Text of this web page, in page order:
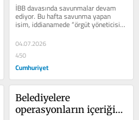
İBB davasında savunmalar devam
ediyor. Bu hafta savunma yapan
isim, iddianamede “örgüt yöneticisi”
olduğu iddiasıyla yer alan Murat
Ongun...
04.07.2026
450
Cumhuriyet
Belediyelere
operasyonların içeriğini